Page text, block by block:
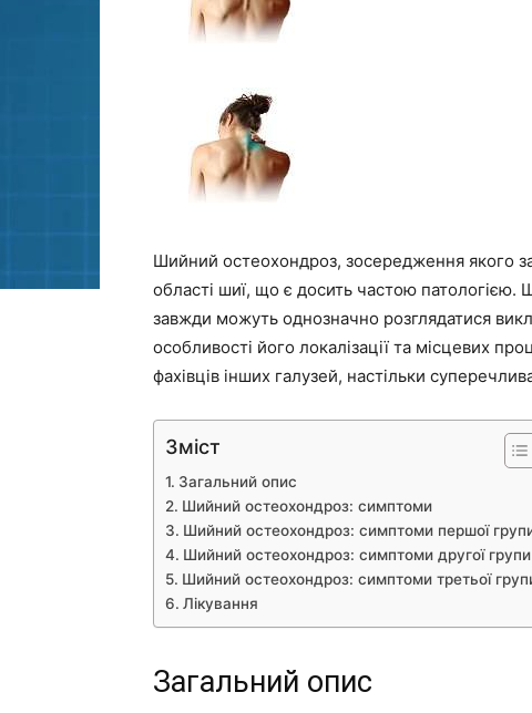
Шийний остеохондроз, зосередження якого
області шиї, що є досить частою
завжди можуть однозначно розглядатися
особливості його локалізації та місцевих
фахівців інших галузей, настільки
Зміст
Загальний опис
Шийний остеохондроз: симптоми
Шийний остеохондроз: симптоми першої
Шийний остеохондроз: симптоми другої групи
Шийний остеохондроз: симптоми третьої
Лікування
Загальний опис